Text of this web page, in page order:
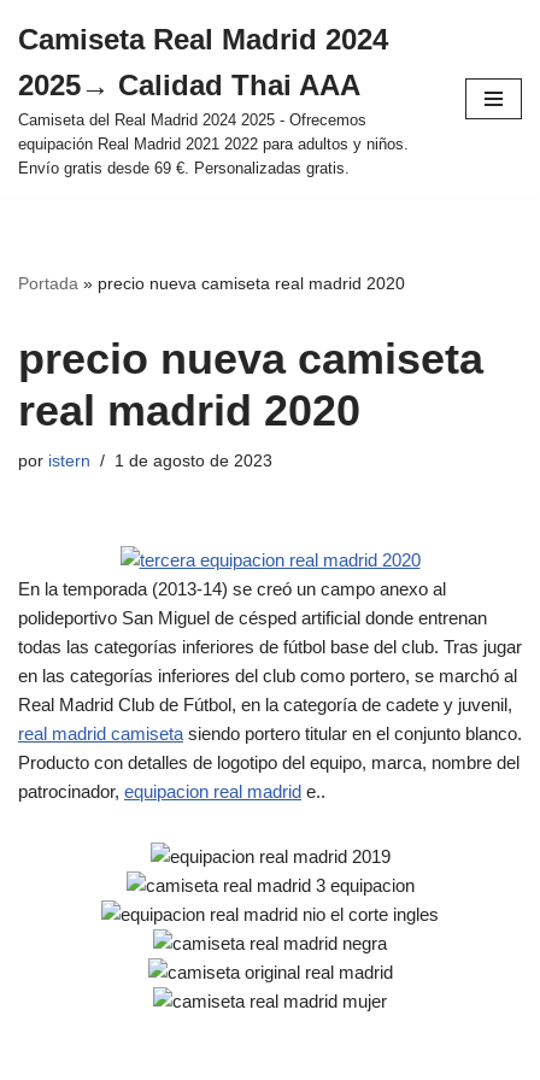
al
contenido
Camiseta Real Madrid 2024
2025→ Calidad Thai AAA
Camiseta del Real Madrid 2024 2025 - Ofrecemos
equipación Real Madrid 2021 2022 para adultos y niños.
Envío gratis desde 69 €. Personalizadas gratis.
Portada » precio nueva camiseta real madrid 2020
precio nueva camiseta
real madrid 2020
por istern 1 de agosto de 2023
En la temporada (2013-14) se creó un campo anexo al
polideportivo San Miguel de césped artificial donde entrenan
todas las categorías inferiores de fútbol base del club. Tras jugar
en las categorías inferiores del club como portero, se marchó al
Real Madrid Club de Fútbol, en la categoría de cadete y juvenil,
real madrid camiseta siendo portero titular en el conjunto blanco.
Producto con detalles de logotipo del equipo, marca, nombre del
patrocinador, equipacion real madrid e..